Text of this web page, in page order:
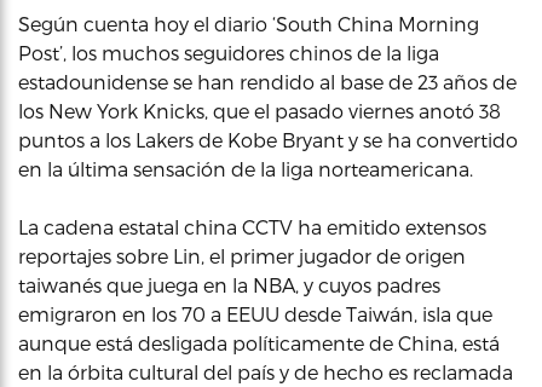
Según cuenta hoy el diario ‘South China Morning
Post’, los muchos seguidores chinos de la liga
estadounidense se han rendido al base de 23 años de
los New York Knicks, que el pasado viernes anotó 38
puntos a los Lakers de Kobe Bryant y se ha convertido
en la última sensación de la liga norteamericana.
La cadena estatal china CCTV ha emitido extensos
reportajes sobre Lin, el primer jugador de origen
taiwanés que juega en la NBA, y cuyos padres
emigraron en los 70 a EEUU desde Taiwán, isla que
aunque está desligada políticamente de China, está
en la órbita cultural del país y de hecho es reclamada